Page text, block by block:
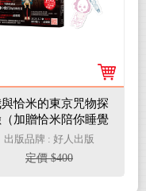
恰米的東京咒物探
（加贈恰米陪你睡覺
吊飾）
出版品牌 : 好人出版
定價 $400